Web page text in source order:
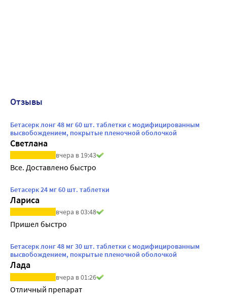
Отзывы
Бетасерк лонг 48 мг 60 шт. таблетки с модифицированным
высвобождением, покрытые пленочной оболочкой
Светлана
вчера в 19:43
Все. Доставлено быстро
Бетасерк 24 мг 60 шт. таблетки
Лариса
вчера в 03:48
Пришел быстро
Бетасерк лонг 48 мг 30 шт. таблетки с модифицированным
высвобождением, покрытые пленочной оболочкой
Лада
вчера в 01:26
Отличный препарат